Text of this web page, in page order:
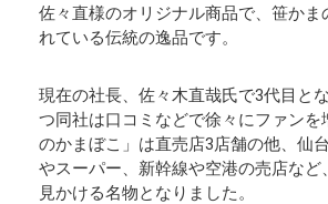
佐々直様のオリジナル商品で、笹かま
れている伝統の逸品です。
現在の社長、佐々木直哉氏で3代目と
つ同社は口コミなどで徐々にファンを
のかまぼこ」は直売店3店舗の他、仙
やスーパー、新幹線や空港の売店など
見かける名物となりました。